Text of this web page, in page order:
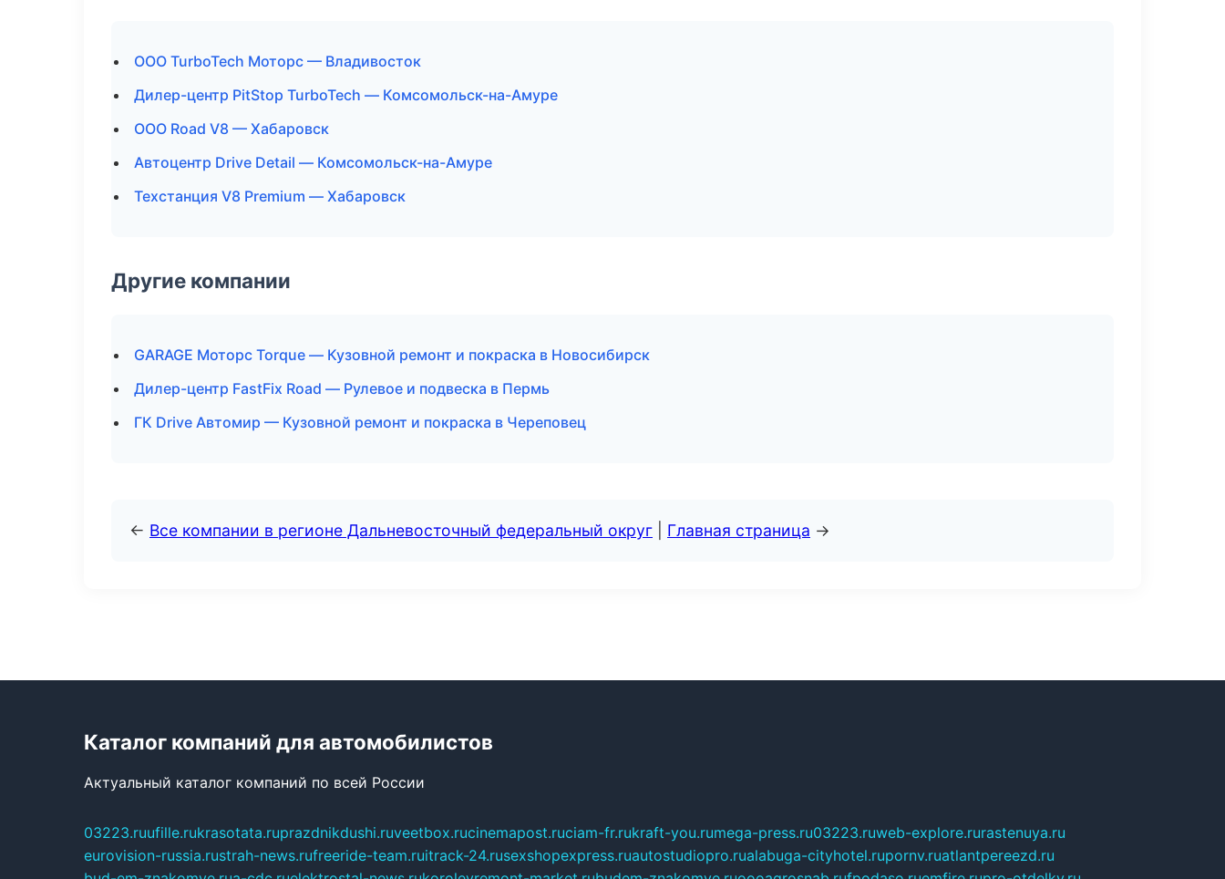
ООО TurboTech Моторс — Владивосток
Дилер-центр PitStop TurboTech — Комсомольск-на-Амуре
ООО Road V8 — Хабаровск
Автоцентр Drive Detail — Комсомольск-на-Амуре
Техстанция V8 Premium — Хабаровск
Другие компании
GARAGE Моторс Torque — Кузовной ремонт и покраска в Новосибирск
Дилер-центр FastFix Road — Рулевое и подвеска в Пермь
ГК Drive Автомир — Кузовной ремонт и покраска в Череповец
← Все компании в регионе Дальневосточный федеральный округ Главная страница →
Каталог компаний для автомобилистов
Актуальный каталог компаний по всей России
03223.ruufille.rukrasotata.ruprazdnikdushi.ruveetbox.rucinemapost.ruciam-fr.rukraft-you.rumega-press.ru03223.ruweb-explore.rurastenuya.ru
eurovision-russia.rustrah-news.rufreeride-team.ruitrack-24.rusexshopexpress.ruautostudiopro.rualabuga-cityhotel.rupornv.ruatlantpereezd.ru